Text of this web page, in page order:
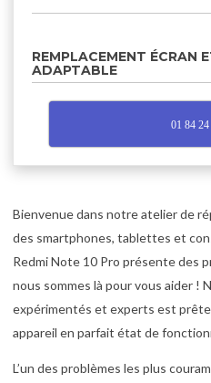
REMPLACEMENT ÉCRAN
ADAPTABLE
01 84
Bienvenue dans notre atelier de
des smartphones, tablettes et
Redmi Note 10 Pro présente des
nous sommes là pour vous aider !
expérimentés et experts est
appareil en parfait état de
L’un des problèmes les plus